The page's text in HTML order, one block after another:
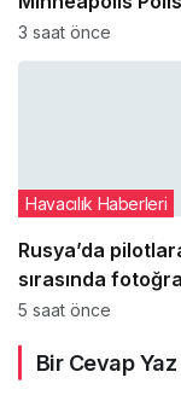
şefi ve iki polis
etkisiz hale
3 saat önce
Rusya’da
sırasında
video çekme
Havacılık Haberleri
5 saat önce
Bir Cevap Yaz